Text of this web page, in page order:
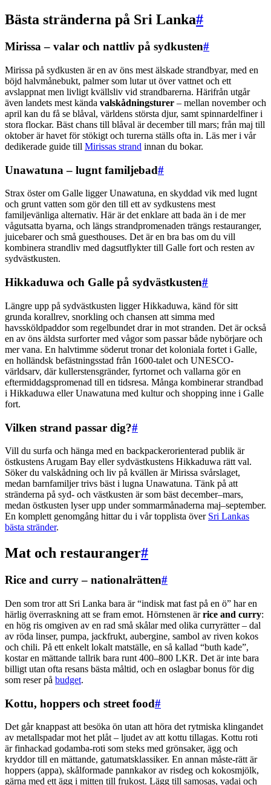
Bästa stränderna på Sri Lanka#
Mirissa – valar och nattliv på sydkusten#
Mirissa på sydkusten är en av öns mest älskade strandbyar, med en
böjd halvmånebukt, palmer som lutar ut över vattnet och ett
avslappnat men livligt kvällsliv vid strandbarerna. Härifrån utgår
även landets mest kända valskådningsturer – mellan november och
april kan du få se blåval, världens största djur, samt spinnardelfiner i
stora flockar. Bäst chans till blåval är december till mars; från maj till
oktober är havet för stökigt och turerna ställs ofta in. Läs mer i vår
dedikerade guide till Mirissas strand innan du bokar.
Unawatuna – lugnt familjebad#
Strax öster om Galle ligger Unawatuna, en skyddad vik med lugnt
och grunt vatten som gör den till ett av sydkustens mest
familjevänliga alternativ. Här är det enklare att bada än i de mer
vågutsatta byarna, och längs strandpromenaden trängs restauranger,
juicebarer och små guesthouses. Det är en bra bas om du vill
kombinera strandliv med dagsutflykter till Galle fort och resten av
sydvästkusten.
Hikkaduwa och Galle på sydvästkusten#
Längre upp på sydvästkusten ligger Hikkaduwa, känd för sitt
grunda korallrev, snorkling och chansen att simma med
havssköldpaddor som regelbundet drar in mot stranden. Det är också
en av öns äldsta surforter med vågor som passar både nybörjare och
mer vana. En halvtimme söderut tronar det koloniala fortet i Galle,
en holländsk befästningsstad från 1600-talet och UNESCO-
världsarv, där kullerstensgränder, fyrtornet och vallarna gör en
eftermiddagspromenad till en tidsresa. Många kombinerar strandbad
i Hikkaduwa eller Unawatuna med kultur och shopping inne i Galle
fort.
Vilken strand passar dig?#
Vill du surfa och hänga med en backpackerorienterad publik är
östkustens Arugam Bay eller sydvästkustens Hikkaduwa rätt val.
Söker du valskådning och liv på kvällen är Mirissa svårslaget,
medan barnfamiljer trivs bäst i lugna Unawatuna. Tänk på att
stränderna på syd- och västkusten är som bäst december–mars,
medan östkusten lyser upp under sommarmånaderna maj–september.
En komplett genomgång hittar du i vår topplista över Sri Lankas
bästa stränder.
Mat och restauranger#
Rice and curry – nationalrätten#
Den som tror att Sri Lanka bara är “indisk mat fast på en ö” har en
härlig överraskning att se fram emot. Hörnstenen ärrice and curry:
en hög ris omgiven av en rad små skålar med olika curryrätter – dal
av röda linser, pumpa, jackfrukt, aubergine, sambol av riven kokos
och chili. På ett enkelt lokalt matställe, en så kallad “buth kade”,
kostar en mättande tallrik bara runt 400–800 LKR. Det är inte bara
billigt utan ofta resans bästa måltid, och en oslagbar bonus för dig
som reser på budget.
Kottu, hoppers och street food#
Det går knappast att besöka ön utan att höra det rytmiska klingandet
av metallspadar mot het plåt – ljudet av att kottu tillagas. Kottu roti
är finhackad godamba-roti som steks med grönsaker, ägg och
kryddor till en mättande, gatumatsklassiker. En annan måste-rätt är
hoppers (appa), skålformade pannkakor av risdeg och kokosmjölk,
gärna med ett ägg i mitten till frukost. Lägg till samosas, vadai och